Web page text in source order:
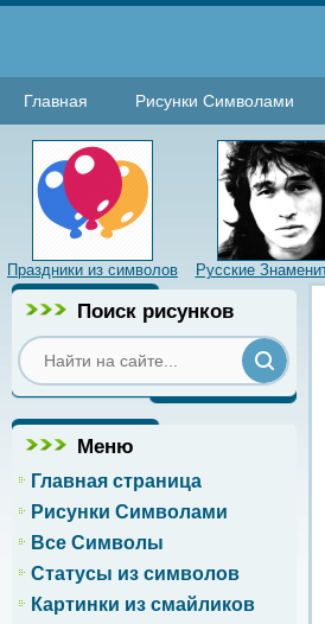
Главная Рисунки Символами
Праздники из символов Русские
Поиск рисунков
Меню
Главная страница
Рисунки Символами
Все Символы
Статусы из символов
Картинки из смайликов